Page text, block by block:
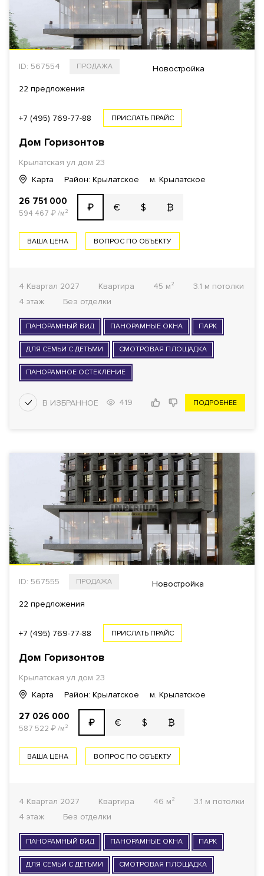
ID: 567554 ПРОДАЖА Новостройка
22 предложения
+7 (495) 769-77-88 ПРИСЛАТЬ ПРАЙС
Дом Горизонтов
Крылатская ул дом 23
Карта
Район: Крылатское м. Крылатское
26 751 000
594 467 ₽/м² ₽ € $ ₿
ВАША ЦЕНА ВОПРОС ПО ОБЪЕКТУ
4 Квартал 2027 Квартира 45 м²
3.1 м потолки
4 этаж
Без отделки
ПАНОРАМНЫЙ ВИД ПАНОРАМНЫЕ ОКНА ПАРК
ДЛЯ СЕМЬИ С ДЕТЬМИ СМОТРОВАЯ ПЛОЩАДКА
ПАНОРАМНОЕ ОСТЕКЛЕНИЕ
419 ПОДРОБНЕЕ
ID: 567555 ПРОДАЖА Новостройка
22 предложения
+7 (495) 769-77-88 ПРИСЛАТЬ ПРАЙС
Дом Горизонтов
Крылатская ул дом 23
Карта
Район: Крылатское м. Крылатское
27 026 000
587 522 ₽/м² ₽ € $ ₿
ВАША ЦЕНА ВОПРОС ПО ОБЪЕКТУ
4 Квартал 2027 Квартира 46 м²
3.1 м потолки
4 этаж
Без отделки
ПАНОРАМНЫЙ ВИД ПАНОРАМНЫЕ ОКНА ПАРК
ДЛЯ СЕМЬИ С ДЕТЬМИ СМОТРОВАЯ ПЛОЩАДКА